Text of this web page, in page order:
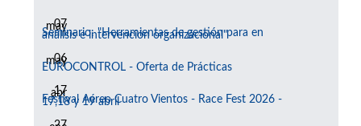
07
may
Seminario: "Herramientas de gestión para en
análisis e intervención organizacional"
06
may
EUROCONTROL - Oferta de Prácticas
17
abr
Festival Aéreo Cuatro Vientos - Race Fest 2026 -
17,18 y 19 abril